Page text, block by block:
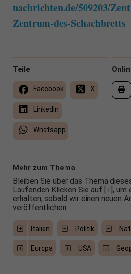
nachrichten.de/509203/
Zentrum-des-Schachbretts
Teile
Facebook X
LinkedIn
Whatsapp
Mehr zum Thema
Bleiben Sie über das Thema
Laufenden Klicken Sie auf [+], um
erhalten, sobald wir einen neuen
veröffentlichen
Italien Politik
Europa USA